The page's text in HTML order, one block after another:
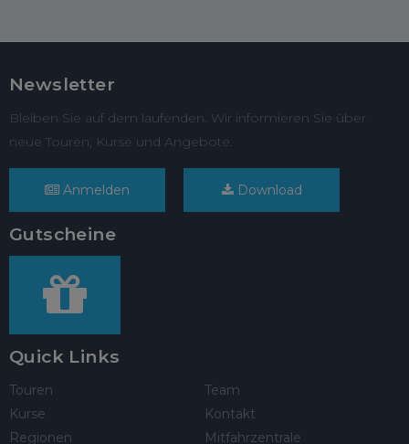
Newsletter
Bleiben Sie auf dem laufenden. Wir informieren Sie über
neue Touren, Kurse und Angebote.
Anmelden Download
Gutscheine
Quick Links
Touren
Kurse
Regionen
Team
Kontakt
Mitfahrzentrale